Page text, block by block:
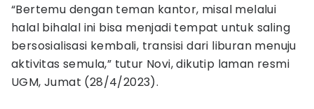
“Bertemu dengan teman kantor, misal melalui
halal bihalal ini bisa menjadi tempat untuk saling
bersosialisasi kembali, transisi dari liburan menuju
aktivitas semula,” tutur Novi, dikutip laman resmi
UGM, Jumat (28/4/2023).